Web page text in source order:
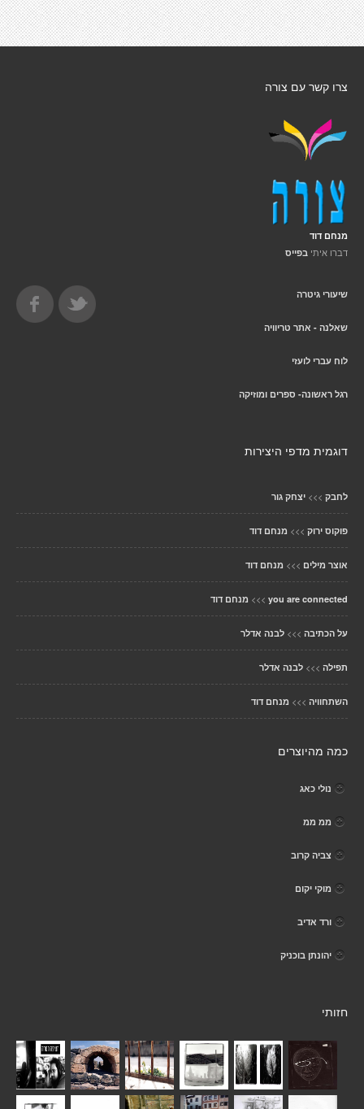
צרו קשר עם צורה
מנחם דוד
דברו איתי בפייס
שיעורי גיטרה
שאלנה - אתר טריוויה
לוח עברי לועזי
רגל ראשונה- ספרים ומוזיקה
דוגמית מדפי היצירות
לחבק >>> יצחק גור
פוקוס ירוק >>> מנחם דוד
אוצר מילים >>> מנחם דוד
you are connected
>>> מנחם דוד
על הכתיבה >>> לבנה אדלר
תפילה >>> לבנה אדלר
השתחוויה >>> מנחם דוד
כמה מהיוצרים
נולי כאג
ממ ממ
צביה קרוב
מוקי יקום
ורד אדיב
יהונתן בוכניק
חזותי